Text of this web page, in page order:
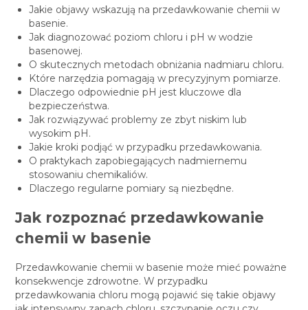
Jakie objawy wskazują na przedawkowanie chemii w
basenie.
Jak diagnozować poziom chloru i pH w wodzie
basenowej.
O skutecznych metodach obniżania nadmiaru chloru.
Które narzędzia pomagają w precyzyjnym pomiarze.
Dlaczego odpowiednie pH jest kluczowe dla
bezpieczeństwa.
Jak rozwiązywać problemy ze zbyt niskim lub
wysokim pH.
Jakie kroki podjąć w przypadku przedawkowania.
O praktykach zapobiegających nadmiernemu
stosowaniu chemikaliów.
Dlaczego regularne pomiary są niezbędne.
Jak rozpoznać przedawkowanie
chemii w basenie
Przedawkowanie chemii w basenie może mieć poważne
konsekwencje zdrowotne. W przypadku
przedawkowania chloru mogą pojawić się takie objawy